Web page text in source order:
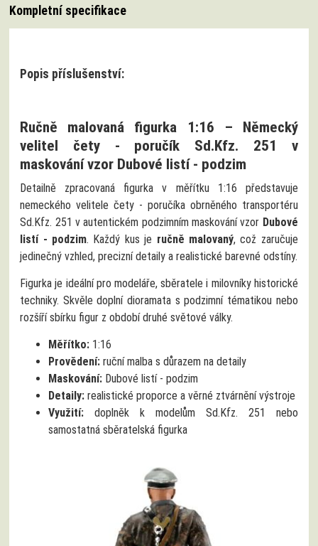
Kompletní specifikace
Popis příslušenství:
Ručně malovaná figurka 1:16 – Německý
velitel čety - poručík Sd.Kfz. 251 v
maskování vzor Dubové listí - podzim
Detailně zpracovaná figurka v měřítku 1:16 představuje
nemeckého velitele čety - poručíka obrněného transportéru
Sd.Kfz. 251 v autentickém podzimním maskování vzor Dubové
listí - podzim. Každý kus je ručně malovaný, což zaručuje
jedinečný vzhled, precizní detaily a realistické barevné odstíny.
Figurka je ideální pro modeláře, sběratele i milovníky historické
techniky. Skvěle doplní dioramata s podzimní tématikou nebo
rozšíří sbírku figur z období druhé světové války.
Měřítko: 1:16
Provědení: ruční malba s důrazem na detaily
Maskování: Dubové listí - podzim
Detaily: realistické proporce a věrné ztvárnění výstroje
Využití: doplněk k modelům Sd.Kfz. 251 nebo
samostatná sběratelská figurka